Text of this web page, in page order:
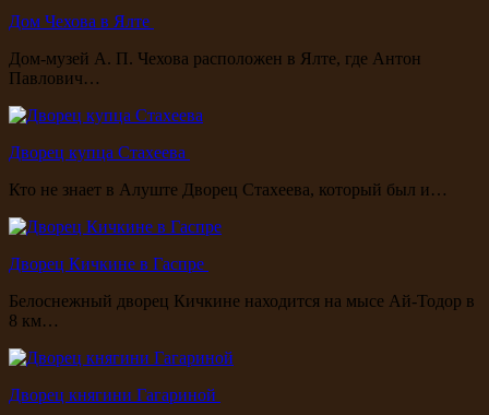
Дом Чехова в Ялте
Дом-музей А. П. Чехова расположен в Ялте, где Антон
Павлович…
Дворец купца Стахеева
Кто не знает в Алуште Дворец Стахеева, который был и…
Дворец Кичкине в Гаспре
Белоснежный дворец Кичкине находится на мысе Ай-Тодор в
8 км…
Дворец княгини Гагариной